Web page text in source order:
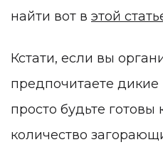
найти вот в этой
Кстати, если вы
предпочитаете
просто будьте готовы
количество